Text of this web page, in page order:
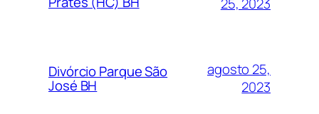
Divórcio Parque São
José BH
agosto 25,
2023